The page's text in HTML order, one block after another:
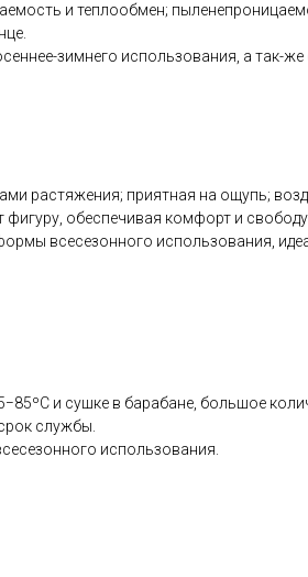
и теплообмен;
зимнего использования, а так-же
растяжения; приятная на ощупь;
обеспечивая комфорт и
всесезонного использования,
и сушке в барабане, большое
службы.
использования.